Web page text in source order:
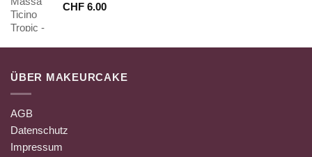
CHF 6.00
ÜBER MAKEURCAKE
AGB
Datenschutz
Impressum